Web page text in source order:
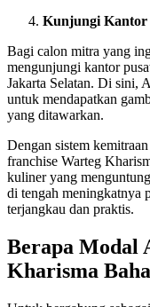
Kunjungi Kantor
Bagi calon mitra yang
mengunjungi kantor
Jakarta Selatan. Di sini,
untuk mendapatkan
yang ditawarkan.
Dengan sistem
franchise Warteg
kuliner yang
di tengah meningkatnya
terjangkau dan praktis.
Berapa Modal
Kharisma